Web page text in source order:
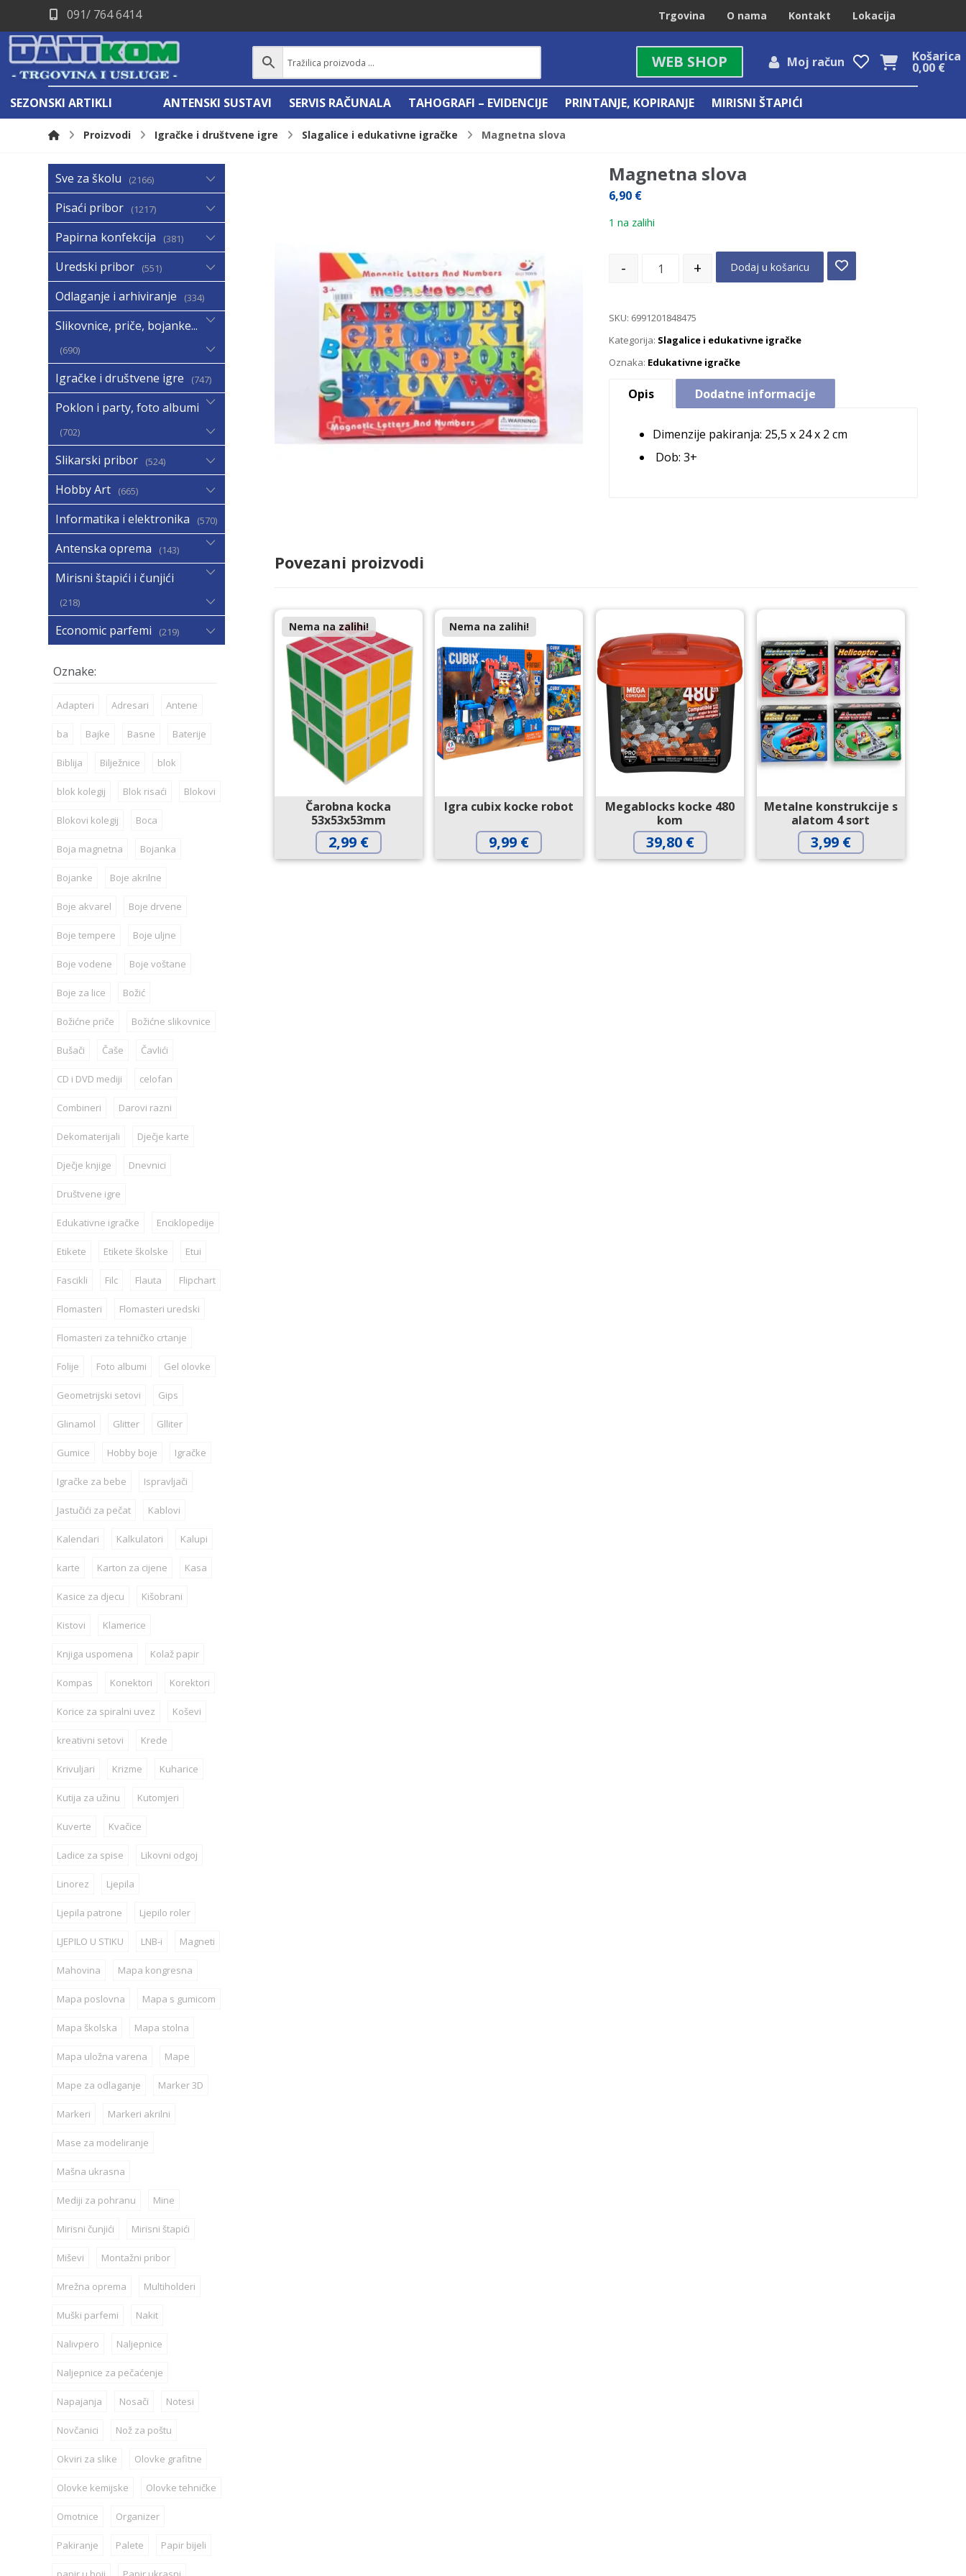
091/ 764 6414 Trgovina O nama Kontakt Lokacija
Košarica
0,00 €
Moj račun
WEB SHOP
SEZONSKI ARTIKLI ANTENSKI SUSTAVI SERVIS RAČUNALA TAHOGRAFI – EVIDENCIJE PRINTANJE, KOPIRANJE MIRISNI ŠTAPIĆI
Proizvodi Igračke i društvene igre Slagalice i edukativne igračke Magnetna slova
Magnetna slova
6,90 €
1 na zalihi
- + Dodaj u košaricu
SKU: 6991201848475
Kategorija: Slagalice i edukativne igračke
Oznaka: Edukativne igračke
Opis Dodatne informacije
Dimenzije pakiranja: 25,5 x 24 x 2 cm
Dob: 3+
Povezani proizvodi
Nema na zalihi!
Čarobna kocka
53x53x53mm
2,99 €
Nema na zalihi!
Igra cubix kocke robot
9,99 €
Megablocks kocke 480
kom
39,80 €
Metalne konstrukcije s
alatom 4 sort
3,99 €
Sve za školu 2166
Pisaći pribor 1217
Papirna konfekcija 381
Uredski pribor 551
Odlaganje i arhiviranje 334
Slikovnice, priče, bojanke...
690
Igračke i društvene igre 747
Poklon i party, foto albumi
702
Slikarski pribor 524
Hobby Art 665
Informatika i elektronika 570
Antenska oprema 143
Mirisni štapići i čunjići
218
Economic parfemi 219
Adapteri Adresari Antene
ba Bajke Basne Baterije
Biblija Bilježnice blok
blok kolegij Blok risaći Blokovi
Blokovi kolegij Boca
Boja magnetna Bojanka
Bojanke Boje akrilne
Boje akvarel Boje drvene
Boje tempere Boje uljne
Boje vodene Boje voštane
Boje za lice Božić
Božićne priče Božićne slikovnice
Bušači Čaše Čavlići
CD i DVD mediji celofan
Combineri Darovi razni
Dekomaterijali Dječje karte
Dječje knjige Dnevnici
Društvene igre
Edukativne igračke Enciklopedije
Etikete Etikete školske Etui
Fascikli Filc Flauta Flipchart
Flomasteri Flomasteri uredski
Flomasteri za tehničko crtanje
Folije Foto albumi Gel olovke
Geometrijski setovi Gips
Glinamol Glitter Glliter
Gumice Hobby boje Igračke
Igračke za bebe Ispravljači
Jastučići za pečat Kablovi
Kalendari Kalkulatori Kalupi
karte Karton za cijene Kasa
Kasice za djecu Kišobrani
Kistovi Klamerice
Knjiga uspomena Kolaž papir
Kompas Konektori Korektori
Korice za spiralni uvez Koševi
kreativni setovi Krede
Krivuljari Krizme Kuharice
Kutija za užinu Kutomjeri
Kuverte Kvačice
Ladice za spise Likovni odgoj
Linorez Ljepila
Ljepila patrone Ljepilo roler
LJEPILO U STIKU LNB-i Magneti
Mahovina Mapa kongresna
Mapa poslovna Mapa s gumicom
Mapa školska Mapa stolna
Mapa uložna varena Mape
Mape za odlaganje Marker 3D
Markeri Markeri akrilni
Mase za modeliranje
Mašna ukrasna
Mediji za pohranu Mine
Mirisni čunjići Mirisni štapići
Miševi Montažni pribor
Mrežna oprema Multiholderi
Muški parfemi Nakit
Nalivpero Naljepnice
Naljepnice za pečaćenje
Napajanja Nosači Notesi
Novčanici Nož za poštu
Okviri za slike Olovke grafitne
Olovke kemijske Olovke tehničke
Omotnice Organizer
Pakiranje Palete Papir bijeli